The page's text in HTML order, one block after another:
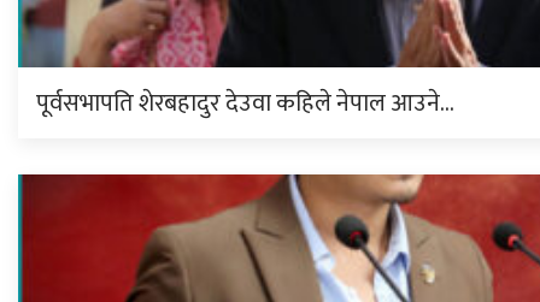
पूर्वसभापति शेरबहादुर देउवा कहिले नेपाल आउने…